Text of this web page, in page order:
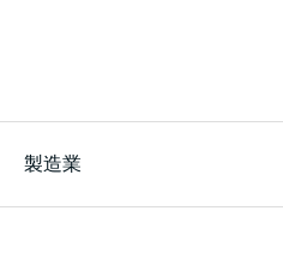
製造業